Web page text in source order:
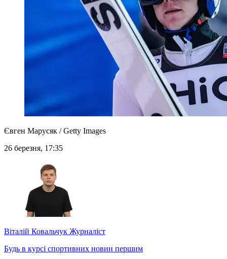
Євген Марусяк / Getty Images
26 березня, 17:35
Віталій Ковальчук Журналіст
Будь в курсі спортивних новин першим